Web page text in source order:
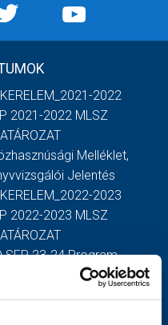
2022
2021-2022 MLSZ
Melléklet,
Jelentés
2023
2022-2023 MLSZ
SFP 23-24 Program
SFP 23-24 Határozat